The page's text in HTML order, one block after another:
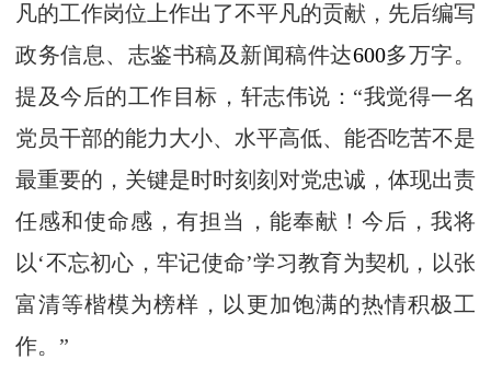
凡的工作岗位上作出了不平凡的贡献，先后编写
政务信息、志鉴书稿及新闻稿件达600多万字。
提及今后的工作目标，轩志伟说：“我觉得一名
党员干部的能力大小、水平高低、能否吃苦不是
最重要的，关键是时时刻刻对党忠诚，体现出责
任感和使命感，有担当，能奉献！今后，我将
以‘不忘初心，牢记使命’学习教育为契机，以张
富清等楷模为榜样，以更加饱满的热情积极工
作。”